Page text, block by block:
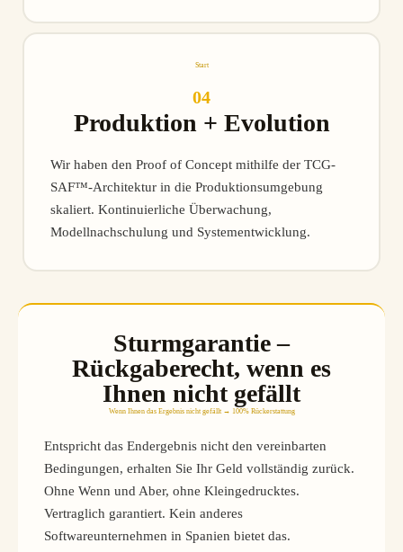
Start
04
Produktion + Evolution
Wir haben den Proof of Concept mithilfe der TCG-
SAF™-Architektur in die Produktionsumgebung
skaliert. Kontinuierliche Überwachung,
Modellnachschulung und Systementwicklung.
Sturmgarantie –
Rückgaberecht, wenn es
Ihnen nicht gefällt
Wenn Ihnen das Ergebnis nicht gefällt → 100% Rückerstattung
Entspricht das Endergebnis nicht den vereinbarten
Bedingungen, erhalten Sie Ihr Geld vollständig zurück.
Ohne Wenn und Aber, ohne Kleingedrucktes.
Vertraglich garantiert. Kein anderes
Softwareunternehmen in Spanien bietet das.